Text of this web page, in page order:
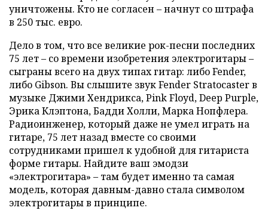
уничтожены. Кто не согласен – начнут со штрафа
в 250 тыс. евро.
Дело в том, что все великие рок-песни последних
75 лет – со времени изобретения электрогитары –
сыграны всего на двух типах гитар: либо Fender,
либо Gibson. Вы слышите звук Fender Stratoсaster в
музыке Джими Хендрикса, Pink Floyd, Deep Purple,
Эрика Клэптона, Бадди Холли, Марка Нопфлера.
Радиоинженер, который даже не умел играть на
гитаре, 75 лет назад вместе со своими
сотрудниками пришел к удобной для гитариста
форме гитары. Найдите ваш эмодзи
«электрогитара» – там будет именно та самая
модель, которая давным-давно стала символом
электрогитары в принципе.